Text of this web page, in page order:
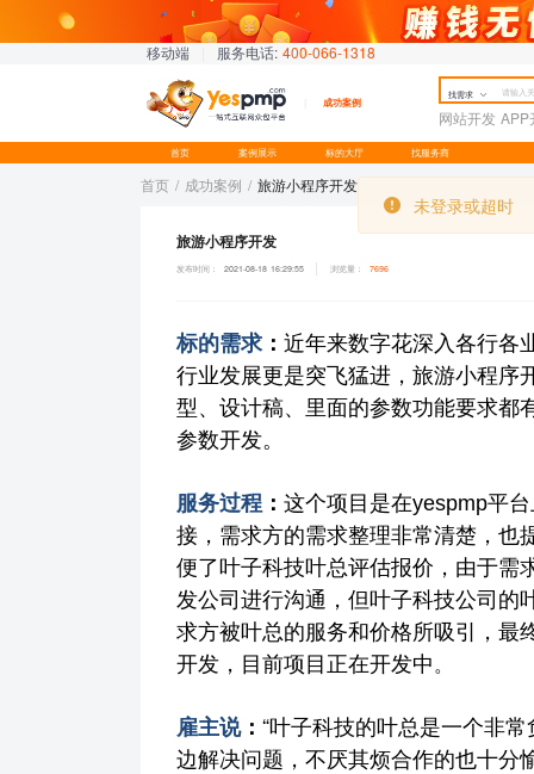
移动端 服务电话:400-066-1318
成功案例
找需求
网站开发 APP
首页 案例展示 标的大厅 找服务商
首页 / 成功案例 / 旅游小程序开发
旅游小程序开发
发布时间： 2021-08-18 16:29:55 浏览量： 7696
标的需求 ：近年来数字花深入各行各
行业发展更是突飞猛进，旅游小程序
型、设计稿、里面的参数功能要求都
参数开发。
服务过程 ：这个项目是在yespmp平
接，需求方的需求整理非常清楚，也
便了叶子科技叶总评估报价，由于需
发公司进行沟通，但叶子科技公司的
求方被叶总的服务和价格所吸引，最
开发，目前项目正在开发中 。
雇主说：“叶子科技的叶总是一个非
边解决问题，不厌其烦合作的也十分